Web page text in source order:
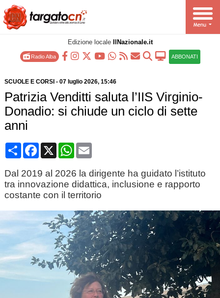
Edizione locale IlNazionale.it
Radio Alba ABBONATI
SCUOLE E CORSI - 07 luglio 2026, 15:46
Patrizia Venditti saluta l’IIS Virginio-
Donadio: si chiude un ciclo di sette
anni
CondividiFacebook
X WhatsApp
Email
Dal 2019 al 2026 la dirigente ha guidato l’istituto
tra innovazione didattica, inclusione e rapporto
costante con il territorio